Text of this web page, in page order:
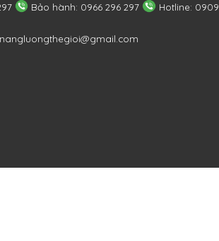
Bảo hành: 0966 296 297
Hotline: 0909